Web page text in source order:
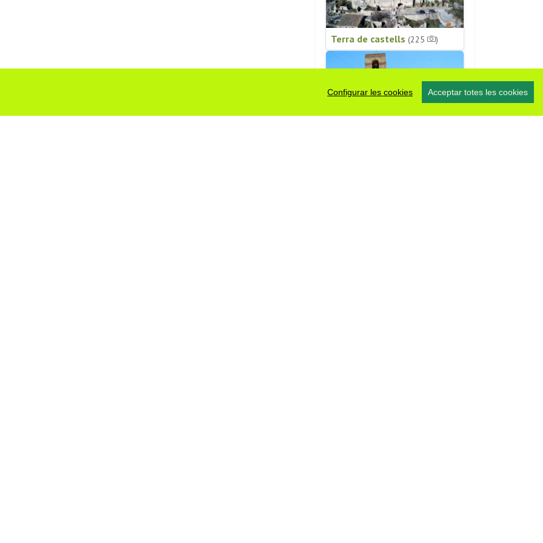
Configurar les cookies Acceptar totes les cookies
Terra de castells (225 )